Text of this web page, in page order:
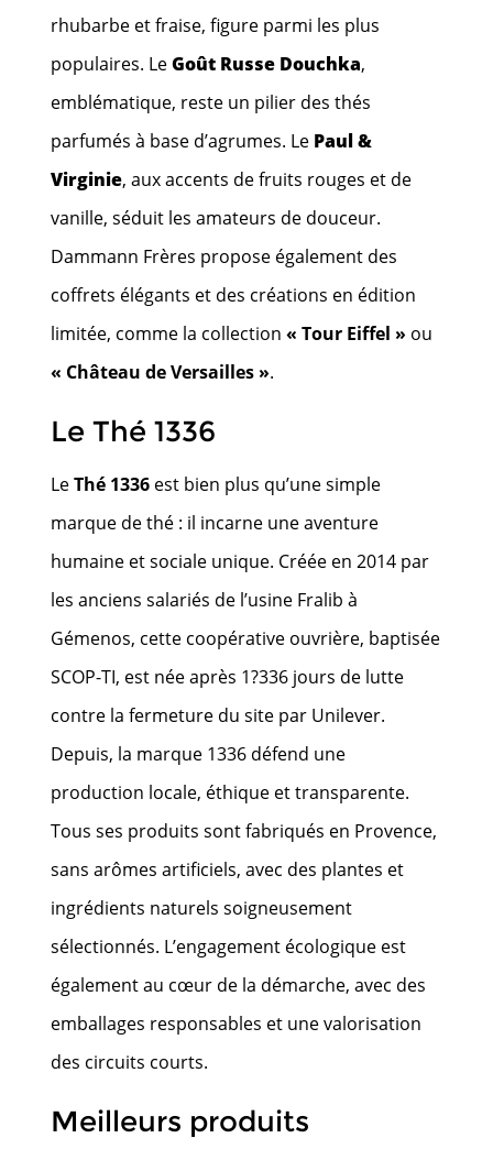
rhubarbe et fraise, figure parmi les plus
populaires. LeGoût Russe Douchka,
emblématique, reste un pilier des thés
parfumés à base d’agrumes. Le Paul &
Virginie, aux accents de fruits rouges et de
vanille, séduit les amateurs de douceur.
Dammann Frères propose également des
coffrets élégants et des créations en édition
limitée, comme la collection « Tour Eiffel » ou
« Château de Versailles ».
Le Thé 1336
LeThé 1336 est bien plus qu’une simple
marque de thé : il incarne une aventure
humaine et sociale unique. Créée en 2014 par
les anciens salariés de l’usine Fralib à
Gémenos, cette coopérative ouvrière, baptisée
SCOP-TI, est née après 1?336 jours de lutte
contre la fermeture du site par Unilever.
Depuis, la marque 1336 défend une
production locale, éthique et transparente.
Tous ses produits sont fabriqués en Provence,
sans arômes artificiels, avec des plantes et
ingrédients naturels soigneusement
sélectionnés. L’engagement écologique est
également au cœur de la démarche, avec des
emballages responsables et une valorisation
des circuits courts.
Meilleurs produits